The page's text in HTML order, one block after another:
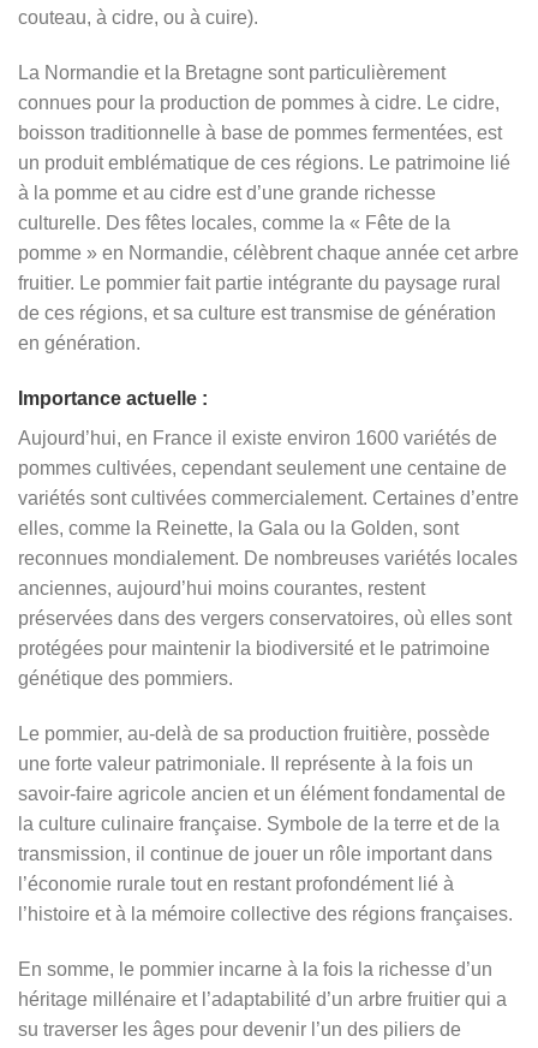
couteau, à cidre, ou à cuire).
La Normandie et la Bretagne sont particulièrement
connues pour la production de pommes à cidre. Le cidre,
boisson traditionnelle à base de pommes fermentées, est
un produit emblématique de ces régions. Le patrimoine lié
à la pomme et au cidre est d’une grande richesse
culturelle. Des fêtes locales, comme la « Fête de la
pomme » en Normandie, célèbrent chaque année cet arbre
fruitier. Le pommier fait partie intégrante du paysage rural
de ces régions, et sa culture est transmise de génération
en génération.
Importance actuelle :
Aujourd’hui, en France il existe environ 1600 variétés de
pommes cultivées, cependant seulement une centaine de
variétés sont cultivées commercialement. Certaines d’entre
elles, comme la Reinette, la Gala ou la Golden, sont
reconnues mondialement. De nombreuses variétés locales
anciennes, aujourd’hui moins courantes, restent
préservées dans des vergers conservatoires, où elles sont
protégées pour maintenir la biodiversité et le patrimoine
génétique des pommiers.
Le pommier, au-delà de sa production fruitière, possède
une forte valeur patrimoniale. Il représente à la fois un
savoir-faire agricole ancien et un élément fondamental de
la culture culinaire française. Symbole de la terre et de la
transmission, il continue de jouer un rôle important dans
l’économie rurale tout en restant profondément lié à
l’histoire et à la mémoire collective des régions françaises.
En somme, le pommier incarne à la fois la richesse d’un
héritage millénaire et l’adaptabilité d’un arbre fruitier qui a
su traverser les âges pour devenir l’un des piliers de